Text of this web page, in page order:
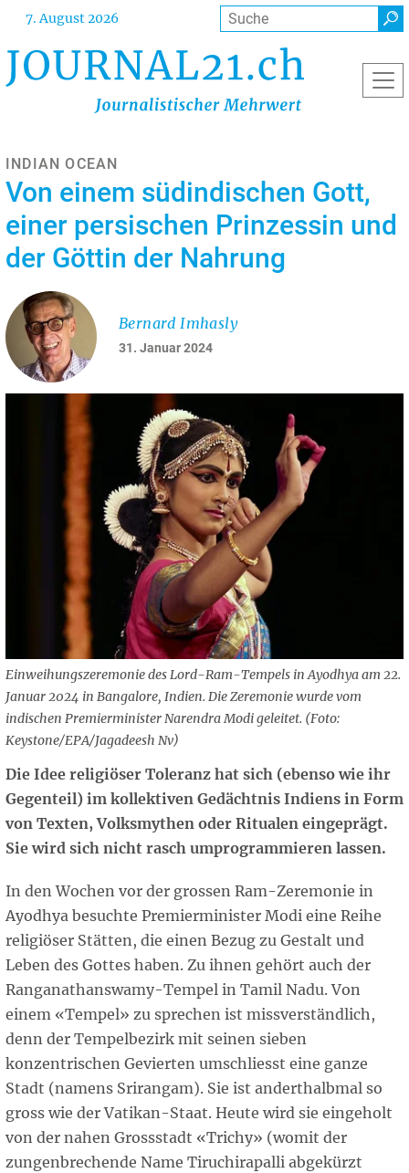
Direkt
Inhalt
7. August 2026 Suche
INDIAN OCEAN
Von einem südindischen Gott,
einer persischen Prinzessin und
der Göttin der Nahrung
31. Januar 2024
Bernard Imhasly
Einweihungszeremonie des Lord-Ram-Tempels in Ayodhya am 22.
Januar 2024 in Bangalore, Indien. Die Zeremonie wurde vom
indischen Premierminister Narendra Modi geleitet. (Foto:
Keystone/EPA/Jagadeesh Nv)
Die Idee religiöser Toleranz hat sich (ebenso wie ihr
Gegenteil) im kollektiven Gedächtnis Indiens in Form
von Texten, Volksmythen oder Ritualen eingeprägt.
Sie wird sich nicht rasch umprogrammieren lassen.
In den Wochen vor der grossen Ram-Zeremonie in
Ayodhya besuchte Premierminister Modi eine Reihe
religiöser Stätten, die einen Bezug zu Gestalt und
Leben des Gottes haben. Zu ihnen gehört auch der
Ranganathanswamy-Tempel in Tamil Nadu. Von
einem «Tempel» zu sprechen ist missverständlich,
denn der Tempelbezirk mit seinen sieben
konzentrischen Gevierten umschliesst eine ganze
Stadt (namens Srirangam). Sie ist anderthalbmal so
gross wie der Vatikan-Staat. Heute wird sie eingeholt
von der nahen Grossstadt «Trichy» (womit der
zungenbrechende Name Tiruchirapalli abgekürzt